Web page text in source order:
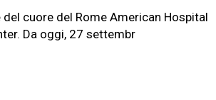
cuore del Rome American Hospital
Da oggi, 27 settembr